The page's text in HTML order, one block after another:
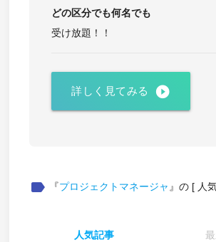
どの区分でも何名でも
受け放題！！
詳しく見てみる play_circle_filled
label 『プロジェクトマネージャ 』の [ 人
人気記事